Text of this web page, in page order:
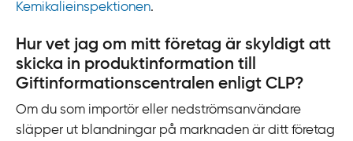
Kemikalieinspektionen.
Hur vet jag om mitt företag är skyldigt att
skicka in produktinformation till
Giftinformationscentralen enligt CLP?
Om du som importör eller nedströmsanvändare
släpper ut blandningar på marknaden är ditt företag